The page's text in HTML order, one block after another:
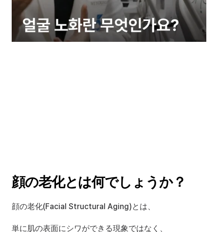
顔の老化とは何でしょうか？
顔の老化(Facial Structural Aging)とは、
単に肌の表面にシワができる現象ではなく、